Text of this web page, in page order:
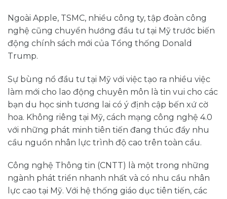
Ngoài Apple, TSMC, nhiều công ty, tập đoàn công
nghệ cũng chuyển hướng đầu tư tại Mỹ trước biến
động chính sách mới của Tổng thống Donald
Trump.
Sự bùng nổ đầu tư tại Mỹ với việc tạo ra nhiều việc
làm mới cho lao động chuyên môn là tin vui cho các
bạn du học sinh tương lai có ý định cập bến xứ cờ
hoa. Không riêng tại Mỹ, cách mạng công nghệ 4.0
với những phát minh tiên tiến đang thúc đẩy nhu
cầu nguồn nhân lực trình độ cao trên toàn cầu.
Công nghệ Thông tin (CNTT) là một trong những
ngành phát triển nhanh nhất và có nhu cầu nhân
lực cao tại Mỹ. Với hệ thống giáo dục tiên tiến, các